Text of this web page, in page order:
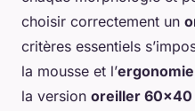
choisir correctement un
critères essentiels
la mousse et l’
la version oreiller 60x40